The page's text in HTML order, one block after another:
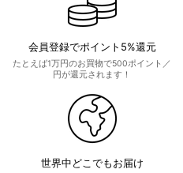
会員登録でポイント5%還元
たとえば1万円のお買物で500ポイント／
円が還元されます！
世界中どこでもお届け